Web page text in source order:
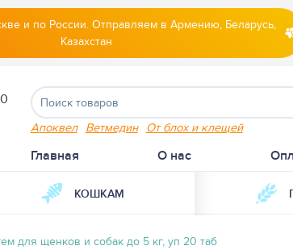
и по России. Отправляем в Армению, Беларусь,
Казахстан
Апоквел Ветмедин От блох и клещей
Главная О нас
КОШКАМ
для щенков и собак до 5 кг, уп 20 таб